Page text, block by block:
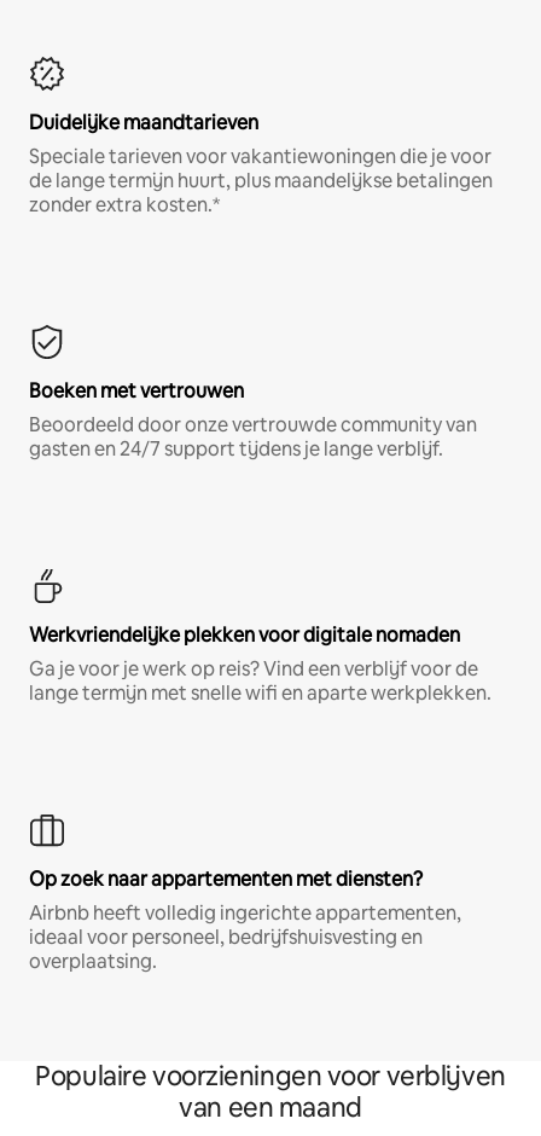
Duidelijke maandtarieven
Speciale tarieven voor vakantiewoningen die je voor
de lange termijn huurt, plus maandelijkse betalingen
zonder extra kosten.*
Boeken met vertrouwen
Beoordeeld door onze vertrouwde community van
gasten en 24/7 support tijdens je lange verblijf.
Werkvriendelijke plekken voor digitale nomaden
Ga je voor je werk op reis? Vind een verblijf voor de
lange termijn met snelle wifi en aparte werkplekken.
Op zoek naar appartementen met diensten?
Airbnb heeft volledig ingerichte appartementen,
ideaal voor personeel, bedrijfshuisvesting en
overplaatsing.
Populaire voorzieningen voor verblijven
van een maand